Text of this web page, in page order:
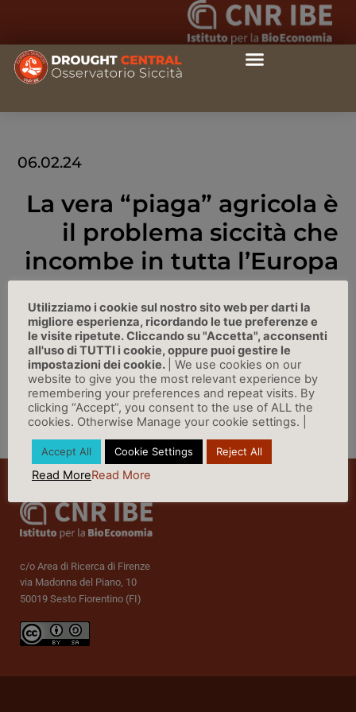
06.02.24
La vera “piaga” agricola è
il problema siccità che
incombe in tutta l’Europa
Affaritaliani.it, 06/02/2024
LINK
c/o Area di Ricerca di Firenze
via Madonna del Piano, 10
50019 Sesto Fiorentino (FI)
Utilizziamo i cookie sul nostro sito web per darti la
migliore esperienza, ricordando le tue preferenze e
le visite ripetute. Cliccando su "Accetta", acconsenti
all'uso di TUTTI i cookie, oppure puoi gestire le
impostazioni dei cookie.
| We use cookies on our
website to give you the most relevant experience by
remembering your preferences and repeat visits. By
clicking “Accept”, you consent to the use of ALL the
cookies. Otherwise Manage your cookie settings. |
Accept All Cookie Settings Reject All
Read MoreRead More